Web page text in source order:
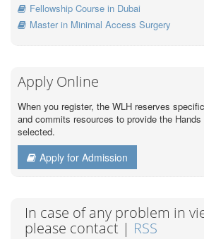
Fellowship Course in Dubai
Master in Minimal Access Surgery
Apply Online
When you register, the WLH reserves
and commits resources to provide the
selected.
Apply for Admission
In case of any problem in
please contact | RSS